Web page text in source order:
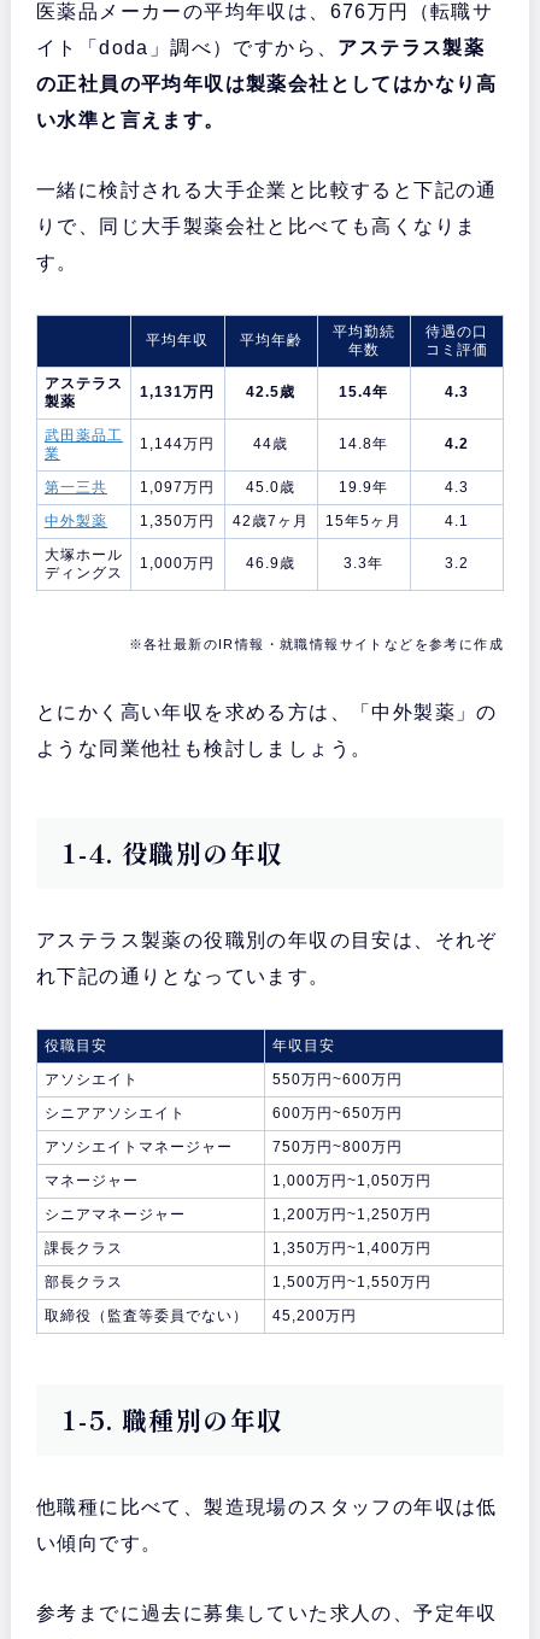
医薬品メーカーの平均年収は、676万円（転職サ
イト「doda」調べ）ですから、 アステラス製薬
の正社員の平均年収は製薬会社としてはかなり高
い水準と言えます。
一緒に検討される大手企業と比較すると下記の通
りで、同じ大手製薬会社と比べても高くなりま
す。
平均年収 平均年齢
平均勤続
年数
待遇の口
コミ評価
アステラス
製薬
1,131万円 42.5歳 15.4年 4.3
武田薬品工
業
1,144万円 44歳 14.8年 4.2
第一三共 1,097万円 45.0歳 19.9年
4.3
中外製薬
1,350万円 42歳7ヶ月 15年5ヶ月
4.1
大塚ホール
ディングス
1,000万円 46.9歳 3.3年 3.2
※各社最新のIR情報・就職情報サイトなどを参考に作成
とにかく高い年収を求める方は、「中外製薬」の
ような同業他社も検討しましょう。
1-4. 役職別の年収
アステラス製薬の役職別の年収の目安は、それぞ
れ下記の通りとなっています。
役職目安
年収目安
アソシエイト
550万円~600万円
シニアアソシエイト
600万円~650万円
アソシエイトマネージャー
750万円~800万円
マネージャー
1,000万円~1,050万円
シニアマネージャー
1,200万円~1,250万円
課長クラス
1,350万円~1,400万円
部長クラス
1,500万円~1,550万円
取締役（監査等委員でない）
45,200万円
1-5. 職種別の年収
他職種に比べて、製造現場のスタッフの年収は低
い傾向です。
参考までに過去に募集していた求人の、予定年収